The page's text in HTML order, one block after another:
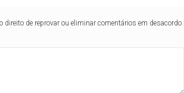
direito de reprovar ou eliminar comentários em desacordo